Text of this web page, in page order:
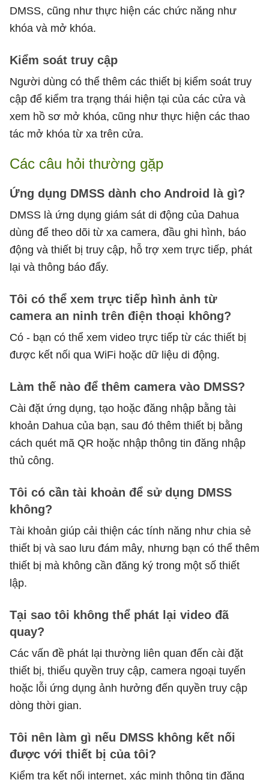
DMSS, cũng như thực hiện các chức năng như
khóa và mở khóa.
Kiểm soát truy cập
Người dùng có thể thêm các thiết bị kiểm soát truy
cập để kiểm tra trạng thái hiện tại của các cửa và
xem hồ sơ mở khóa, cũng như thực hiện các thao
tác mở khóa từ xa trên cửa.
Các câu hỏi thường gặp
Ứng dụng DMSS dành cho Android là gì?
DMSS là ứng dụng giám sát di động của Dahua
dùng để theo dõi từ xa camera, đầu ghi hình, báo
động và thiết bị truy cập, hỗ trợ xem trực tiếp, phát
lại và thông báo đẩy.
Tôi có thể xem trực tiếp hình ảnh từ
camera an ninh trên điện thoại không?
Có - bạn có thể xem video trực tiếp từ các thiết bị
được kết nối qua WiFi hoặc dữ liệu di động.
Làm thế nào để thêm camera vào DMSS?
Cài đặt ứng dụng, tạo hoặc đăng nhập bằng tài
khoản Dahua của bạn, sau đó thêm thiết bị bằng
cách quét mã QR hoặc nhập thông tin đăng nhập
thủ công.
Tôi có cần tài khoản để sử dụng DMSS
không?
Tài khoản giúp cải thiện các tính năng như chia sẻ
thiết bị và sao lưu đám mây, nhưng bạn có thể thêm
thiết bị mà không cần đăng ký trong một số thiết
lập.
Tại sao tôi không thể phát lại video đã
quay?
Các vấn đề phát lại thường liên quan đến cài đặt
thiết bị, thiếu quyền truy cập, camera ngoại tuyến
hoặc lỗi ứng dụng ảnh hưởng đến quyền truy cập
dòng thời gian.
Tôi nên làm gì nếu DMSS không kết nối
được với thiết bị của tôi?
Kiểm tra kết nối internet, xác minh thông tin đăng